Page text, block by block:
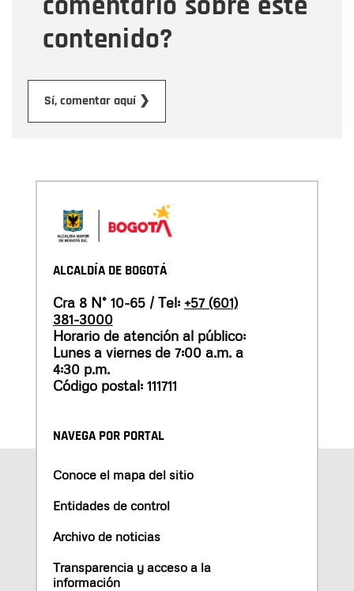
contenido?
Sí, comentar aquí ❯
ALCALDÍA DE BOGOTÁ
Cra 8 N° 10-65 / Tel: +57 (601)
381-3000
Horario de atención al público:
Lunes a viernes de 7:00 a.m. a
4:30 p.m.
Código postal: 111711
NAVEGA POR PORTAL
Conoce el mapa del sitio
Entidades de control
Archivo de noticias
Transparencia y acceso a la
información